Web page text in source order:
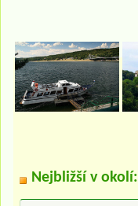
Nejbližší v okolí: